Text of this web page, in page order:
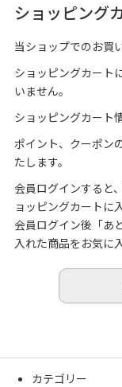
ショッピング
当ショップでのお買
ショッピングカート
いません。
ショッピングカート
ポイント、クーポン
たします。
会員ログインすると
ョッピングカートに
会員ログイン後「あ
入れた商品をお気に
カテゴリー